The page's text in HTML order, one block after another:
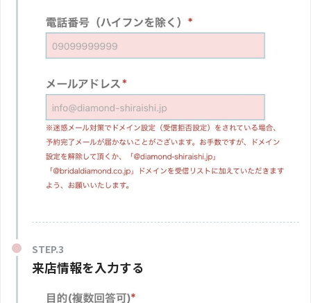
来店情報を入力する